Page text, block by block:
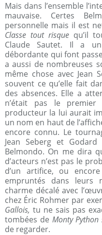
Mais dans l’ensemble
mauvaise. Certes
personnelle mais il est
Classe tout risque qu’il
Claude Sautet. Il a
débordante qui font
a aussi de nombreuses
même chose avec Jean
souvent ce qu’elle fait
des absences. Elle a
n’était pas le
producteur la lui aurait
un nom en haut de
encore connu. Le
Jean Seberg et
Belmondo. On me dira
d’acteurs n’est pas le
d’un artifice, ou
empruntés dans leurs
charme décalé avec
chez Éric Rohmer par
Gallois, tu ne sais pas
tombées de Monty
de regarder.